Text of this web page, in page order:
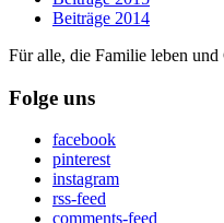
Beiträge 2014
Für alle, die Familie leben und
Folge uns
facebook
pinterest
instagram
rss-feed
comments-feed